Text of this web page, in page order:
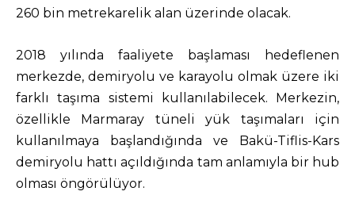
260 bin metrekarelik alan üzerinde olacak.
2018 yılında faaliyete başlaması hedeflenen
merkezde, demiryolu ve karayolu olmak üzere iki
farklı taşıma sistemi kullanılabilecek. Merkezin,
özellikle Marmaray tüneli yük taşımaları için
kullanılmaya başlandığında ve Bakü-Tiflis-Kars
demiryolu hattı açıldığında tam anlamıyla bir hub
olması öngörülüyor.